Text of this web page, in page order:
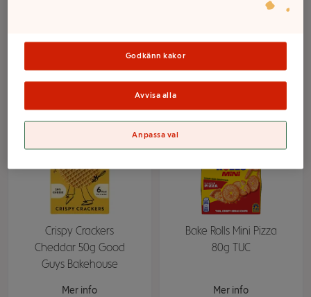
Crispy Crackers
Cheddar 50g Good
Guys Bakehouse
Mer info
Bake Rolls Mini Pizza
80g TUC
Mer info
Godkänn kakor
Avvisa alla
Anpassa val